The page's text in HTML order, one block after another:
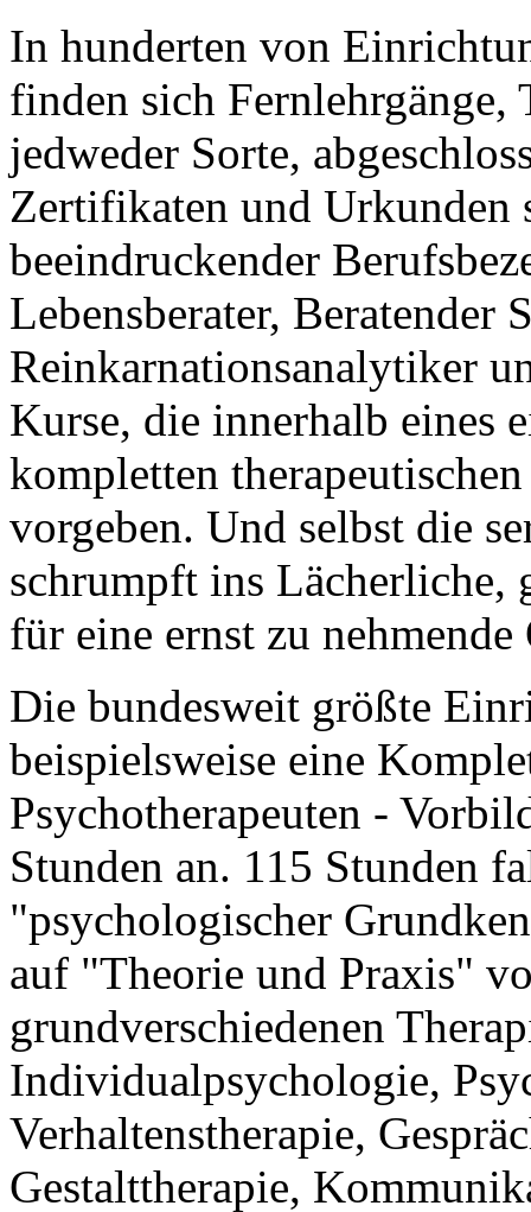
In hunderten von
finden sich Fernlehrgänge,
jedweder Sorte,
Zertifikaten und Urkunden
beeindruckender
Lebensberater,
Reinkarnationsanalytiker
Kurse, die innerhalb eines
kompletten
vorgeben. Und selbst die
schrumpft ins Lächerliche,
für eine ernst zu
Die bundesweit größte
beispielsweise eine
Psychotherapeuten -
Stunden an. 115 Stunden
"psychologischer
auf "Theorie und Praxis"
grundverschiedenen
Individualpsychologie,
Verhaltenstherapie,
Gestalttherapie,